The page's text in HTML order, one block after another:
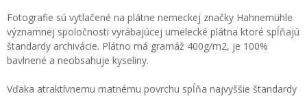
Fotografie sú vytlačené na plátne nemeckej značky Hahnemühle
významnej spoločnosti vyrábajúcej umelecké plátna ktoré spĺňajú
štandardy archivácie. Plátno má gramáž 400g/m2, je 100%
bavlnené a neobsahuje kyseliny.
Vďaka atraktívnemu matnému povrchu spĺňa najvyššie štandardy